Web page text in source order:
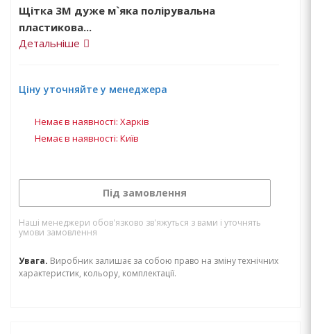
Щітка 3М дуже м`яка полірувальна
пластикова...
Детальніше
Ціну уточняйте у менеджера
Немає в наявності: Харків
Немає в наявності: Київ
Під замовлення
Наші менеджери обов'язково зв'яжуться з вами і уточнять
умови замовлення
Увага. Виробник залишає за собою право на зміну технічних
характеристик, кольору, комплектації.